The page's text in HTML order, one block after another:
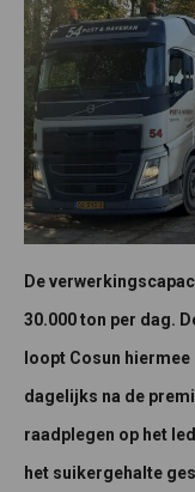
De
30.000 ton per dag.
loopt Cosun
dagelijks na de
raadplegen op het
het suikergehalte